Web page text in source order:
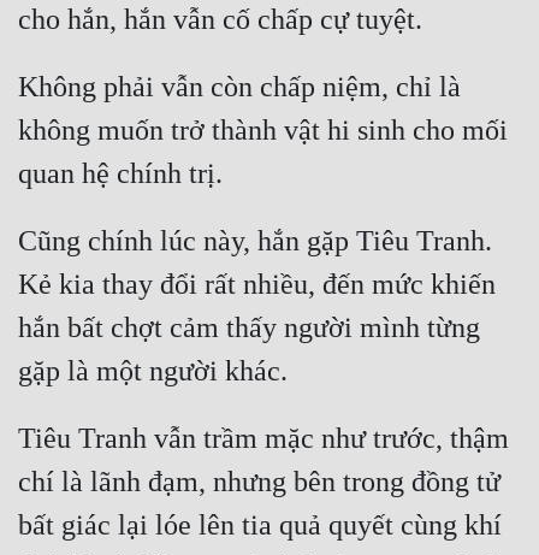
Đẹp Hiệp
Tính Cách Nhân Vật :
Sát Phạt Quyết Đoán
Không phải vẫn còn chấp niệm, chỉ là
không muốn trở thành vật hi sinh cho mối
Cũng chính lúc này, hắn gặp Tiêu Tranh.
Kẻ kia thay đổi rất nhiều, đến mức khiến
hắn bất chợt cảm thấy người mình từng
Tiêu Tranh vẫn trầm mặc như trước, thậm
chí là lãnh đạm, nhưng bên trong đồng tử
bất giác lại lóe lên tia quả quyết cùng khí